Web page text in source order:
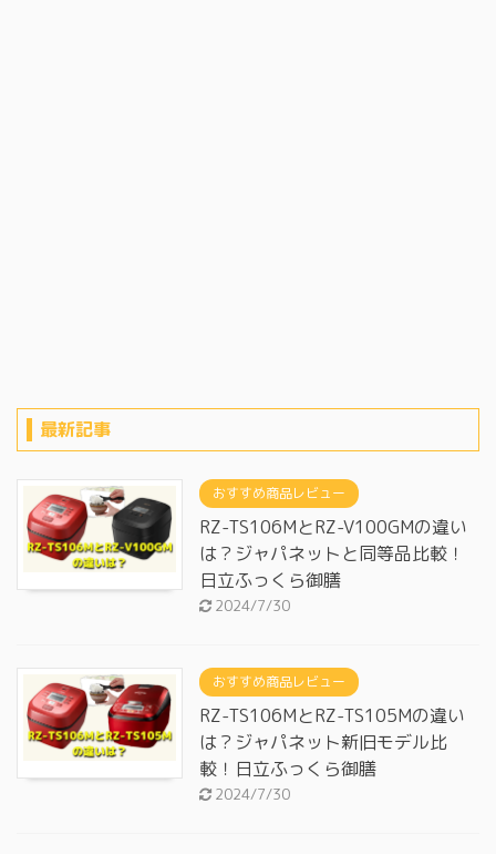
最新記事
おすすめ商品レビュー
RZ-TS106MとRZ-V100GMの違い
は？ジャパネットと同等品比較！
日立ふっくら御膳
2024/7/30
おすすめ商品レビュー
RZ-TS106MとRZ-TS105Mの違い
は？ジャパネット新旧モデル比
較！日立ふっくら御膳
2024/7/30